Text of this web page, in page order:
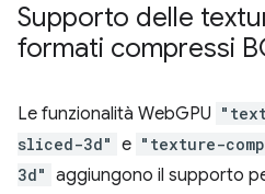
Supporto delle
formati compressi
Le funzionalità WebGPU
sliced-3d" e "texture-
3d" aggiungono il supporto